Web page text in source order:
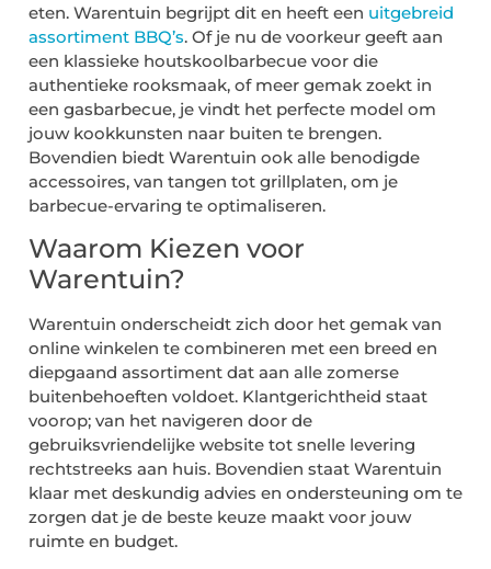
eten. Warentuin begrijpt dit en heeft een uitgebreid
assortiment BBQ’s. Of je nu de voorkeur geeft aan
een klassieke houtskoolbarbecue voor die
authentieke rooksmaak, of meer gemak zoekt in
een gasbarbecue, je vindt het perfecte model om
jouw kookkunsten naar buiten te brengen.
Bovendien biedt Warentuin ook alle benodigde
accessoires, van tangen tot grillplaten, om je
barbecue-ervaring te optimaliseren.
Waarom Kiezen voor
Warentuin?
Warentuin onderscheidt zich door het gemak van
online winkelen te combineren met een breed en
diepgaand assortiment dat aan alle zomerse
buitenbehoeften voldoet. Klantgerichtheid staat
voorop; van het navigeren door de
gebruiksvriendelijke website tot snelle levering
rechtstreeks aan huis. Bovendien staat Warentuin
klaar met deskundig advies en ondersteuning om te
zorgen dat je de beste keuze maakt voor jouw
ruimte en budget.